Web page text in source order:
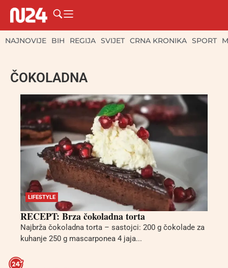
NAJNOVIJE BIH REGIJA SVIJET CRNA KRONIKA SPORT
ČOKOLADNA
LIFESTYLE
RECEPT: Brza čokoladna torta
Najbrža čokoladna torta – sastojci: 200 g čokolade za
kuhanje 250 g mascarponea 4 jaja...